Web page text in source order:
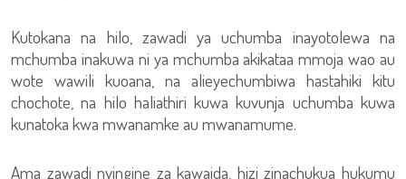
Kutokana na hilo, zawadi ya uchumba inayotolewa na
mchumba inakuwa ni ya mchumba akikataa mmoja wao au
wote wawili kuoana, na alieyechumbiwa hastahiki kitu
chochote, na hilo haliathiri kuwa kuvunja uchumba kuwa
kunatoka kwa mwanamke au mwanamume.
Ama zawadi nyingine za kawaida, hizi zinachukua hukumu